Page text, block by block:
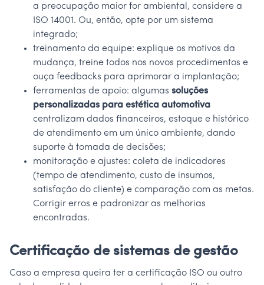
a preocupação maior for ambiental, considere a
ISO 14001. Ou, então, opte por um sistema
integrado;
treinamento da equipe: explique os motivos da
mudança, treine todos nos novos procedimentos e
ouça feedbacks para aprimorar a implantação;
ferramentas de apoio: algumas soluções
personalizadas para estética automotiva
centralizam dados financeiros, estoque e histórico
de atendimento em um único ambiente, dando
suporte à tomada de decisões;
monitoração e ajustes: coleta de indicadores
(tempo de atendimento, custo de insumos,
satisfação do cliente) e comparação com as metas.
Corrigir erros e padronizar as melhorias
encontradas.
Certificação de sistemas de gestão
Caso a empresa queira ter a certificação ISO ou outro